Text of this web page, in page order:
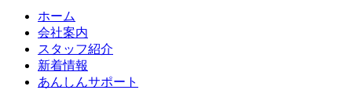
ホーム
会社案内
スタッフ紹介
新着情報
あんしんサポート